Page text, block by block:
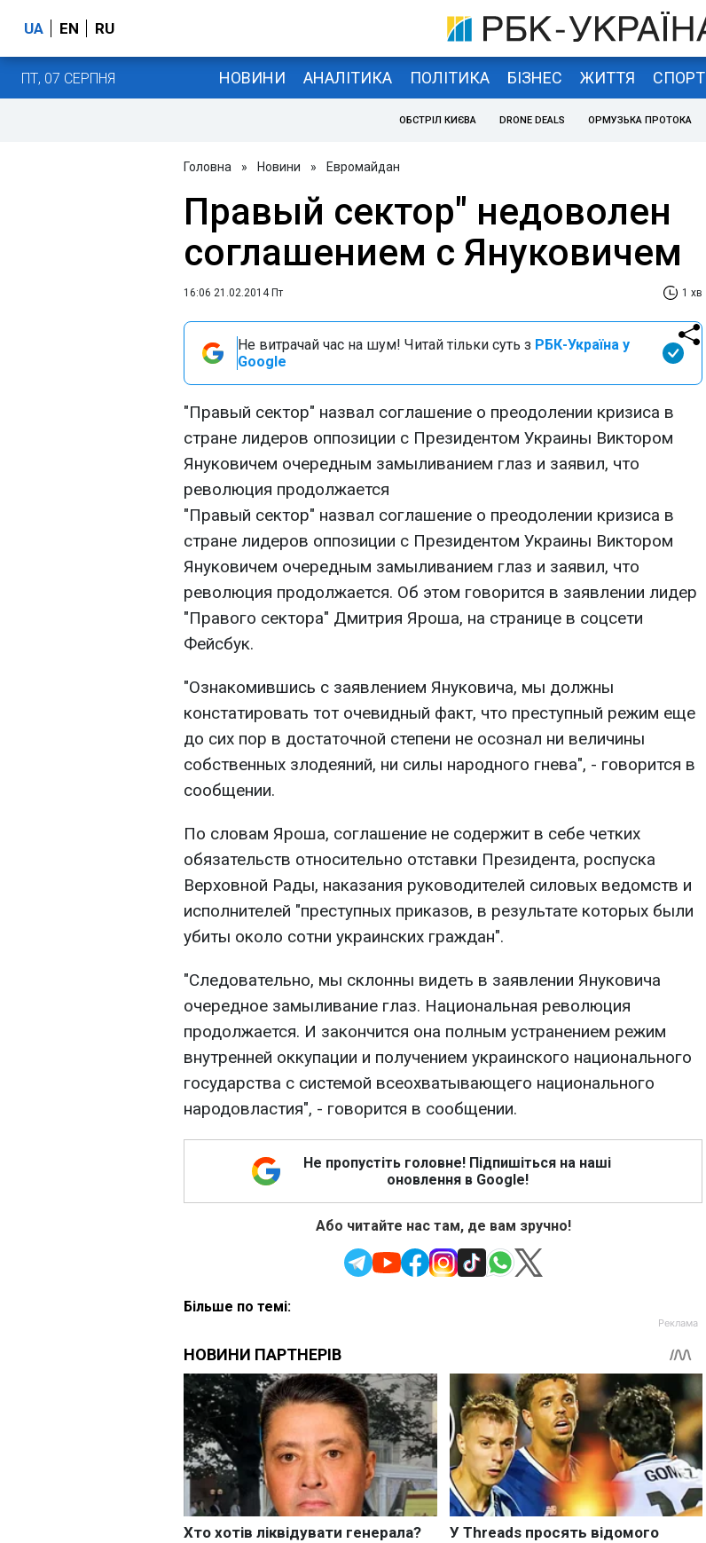
UA EN RU
ПТ, 07 СЕРПНЯ НОВИНИ АНАЛІТИКА ПОЛІТИКА БІЗНЕС ЖИТТЯ СПОРТ
ОБСТРІЛ КИЄВА DRONE DEALS ОРМУЗЬКА ПРОТОКА
Головна » Новини » Евромайдан
Правый сектор" недоволен
соглашением с Януковичем
16:06 21.02.2014 Пт 1 хв
Не витрачай час на шум! Читай тільки суть з РБК-Україна у
Google
"Правый сектор" назвал соглашение о преодолении кризиса в
стране лидеров оппозиции с Президентом Украины Виктором
Януковичем очередным замыливанием глаз и заявил, что
революция продолжается
"Правый сектор" назвал соглашение о преодолении кризиса в
стране лидеров оппозиции с Президентом Украины Виктором
Януковичем очередным замыливанием глаз и заявил, что
революция продолжается. Об этом говорится в заявлении лидер
"Правого сектора" Дмитрия Яроша, на странице в соцсети
Фейсбук.
"Ознакомившись с заявлением Януковича, мы должны
констатировать тот очевидный факт, что преступный режим еще
до сих пор в достаточной степени не осознал ни величины
собственных злодеяний, ни силы народного гнева", - говорится в
сообщении.
По словам Яроша, соглашение не содержит в себе четких
обязательств относительно отставки Президента, роспуска
Верховной Рады, наказания руководителей силовых ведомств и
исполнителей "преступных приказов, в результате которых были
убиты около сотни украинских граждан".
"Следовательно, мы склонны видеть в заявлении Януковича
очередное замыливание глаз. Национальная революция
продолжается. И закончится она полным устранением режим
внутренней оккупации и получением украинского национального
государства с системой всеохватывающего национального
народовластия", - говорится в сообщении.
Не пропустіть головне! Підпишіться на наші
оновлення в Google!
Або читайте нас там, де вам зручно!
Більше по темі: